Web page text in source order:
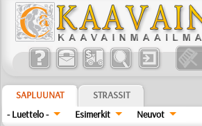
SAPLUUNAT
STRASSIT
- Luettelo -
Esimerkit Neuvot